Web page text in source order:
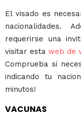
El visado es
nacionalidades.
requerirse una
visitar esta web de
Comprueba si
indicando tu
minutos!
VACUNAS